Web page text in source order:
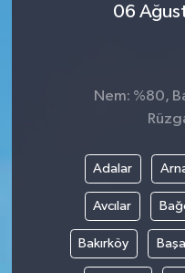
06
Nem: %80,
Adalar
Avcılar
Bakırköy